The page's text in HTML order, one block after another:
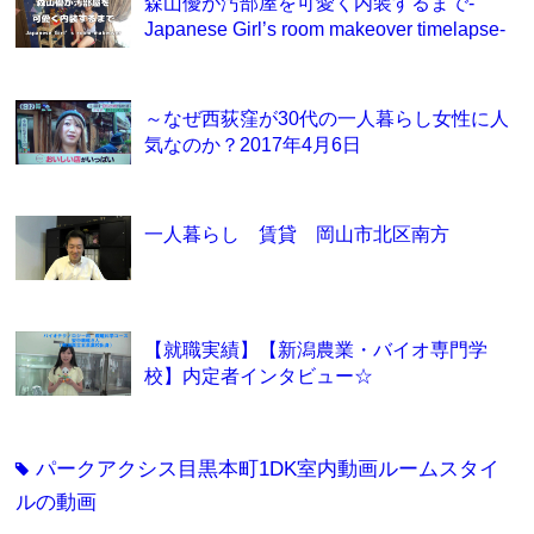
Japanese Girl’s room makeover timelapse-
～なぜ西荻窪が30代の一人暮らし女性に人
気なのか？2017年4月6日
一人暮らし 賃貸 岡山市北区南方
【就職実績】【新潟農業・バイオ専門学
校】内定者インタビュー☆
tagパークアクシス目黒本町1DK室内動画ルームスタイ
ルの動画